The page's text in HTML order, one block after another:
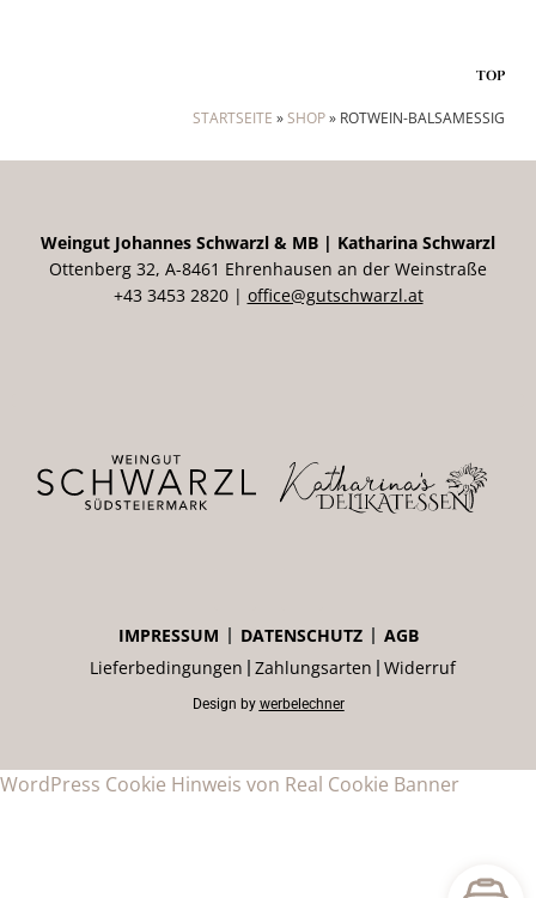
TOP
STARTSEITE »SHOP» ROTWEIN-BALSAMESSIG
Weingut Johannes Schwarzl & MB | Katharina Schwarzl
Ottenberg 32, A-8461 Ehrenhausen an der Weinstraße
+43 3453 2820 | office@gutschwarzl.at
IMPRESSUM DATENSCHUTZ
AGB
Lieferbedingungen Zahlungsarten Widerruf
Design by werbelechner
WordPress Cookie Hinweis von Real Cookie Banner